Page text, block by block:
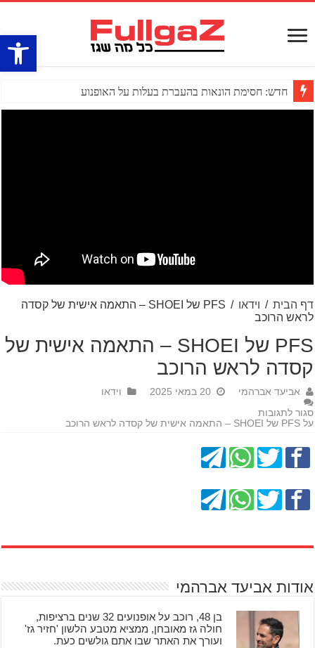
פתח
חדש: חסימת הונאות בהעברת בעלות על האופנוע
דף הבית / וידאו /
PFS של SHOEI – התאמה אישית של קסדה
לראש הרוכב
PFS של SHOEI – התאמה אישית של
קסדה לראש הרוכב
אביעד אברהמי 20 במאי 2025
וידאו
סגור לתגובות
על PFS של SHOEI – התאמה אישית של קסדה לראש הרוכב
אודות אביעד אברהמי
בן 48, רוכב על אופנועים 32 שנים ברציפות,
חולה גז מאובחן, ממציא מטבע הלשון 'חזיר גז'
ועורך את האתר שבו אתם גולשים כעת.